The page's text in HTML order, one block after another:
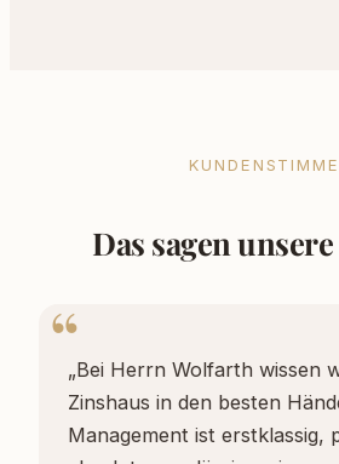
Das sagen
„Bei Herrn Wolfarth wissen
Zinshaus in den besten
Management ist erstklassig,